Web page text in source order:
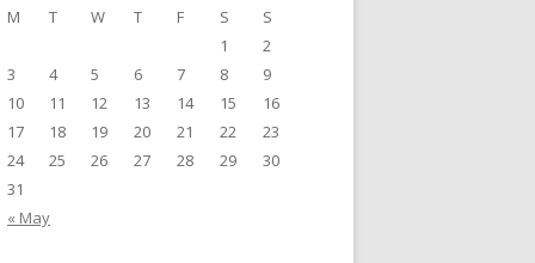
M
T W T F S S
« May
1
2
3
4 5 6 7 8
9
10
11 12 13 14 15
16
17
18 19 20 21 22
23
24
25 26 27 28 29
30
31